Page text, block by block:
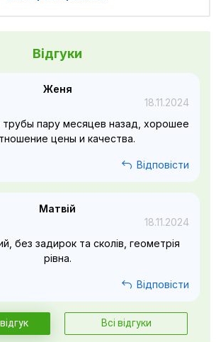
Відгуки
Женя
18.11.2024
трубы пару месяцев назад, хорошее
цены и качества.
Відповісти
Матвій
18.11.2024
без задирок та сколів, геометрія
рівна.
Відповісти
Всі відгуки